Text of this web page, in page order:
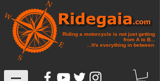
Riding a motorcycle is not just getting
from A to B...
...It's everything in between.